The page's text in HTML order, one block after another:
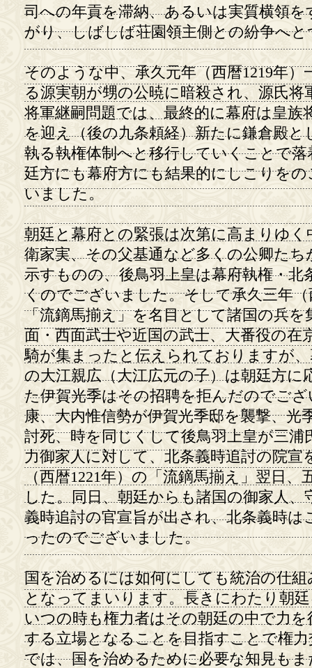
司への年貢を滞納、あるいは実質横領
がり、しばしば荘園領主側との紛争へ
そのような中、承久元年（西暦1219年
る源実朝が甥の公暁に暗殺され、源氏
将軍継嗣問題では、最終的に幕府は皇族
を迎え（後の九条頼経）新たに鎌倉殿
執る執権体制へと移行していくことで
廷方にも幕府方にも結果的にしこりを
いました。
朝廷と幕府との緊張は次第に高まりゆ
衛家実、その父基通など多くの公卿た
示すものの、後鳥羽上皇は幕府執権・
くのでございました。そして承久三年（
「流鏑馬揃え」を名目として諸国の兵
面・西面武士や近国の武士、大番役の在
騎が集まったと伝えられておりますが
の大江親広（大江広元の子）は朝廷方に
た伊賀光季はその招聘を拒んだのでご
康、大内惟信勢が伊賀光季邸を襲撃、
討死、時を同じくして後鳥羽上皇が三浦
力御家人に対して、北条義時追討の院
（西暦1221年）の「流鏑馬揃え」翌日
した。同日、朝廷からも諸国の御家人
義時追討の官宣旨が出され、北条義時
ったのでございました。
国を治めるには如何にしても統治の仕
となってまいります。長きにわたり朝
いつの時も権力者はその朝廷の中で力
する立場となることを目指すことで権
では、国を治めるために必要な知見も